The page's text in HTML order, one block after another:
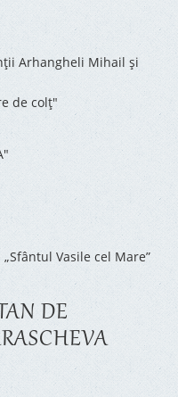
Arhangheli Mihail și
de colţ"
Vasile cel Mare”
DE